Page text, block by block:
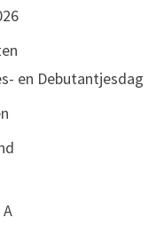
en Debutantjesdag